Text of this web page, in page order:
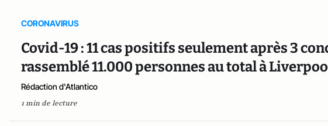
CORONAVIRUS
Covid-19 : 11 cas positifs seulement après 3
rassemblé 11.000 personnes au total à
Rédaction d'Atlantico
1 min de lecture